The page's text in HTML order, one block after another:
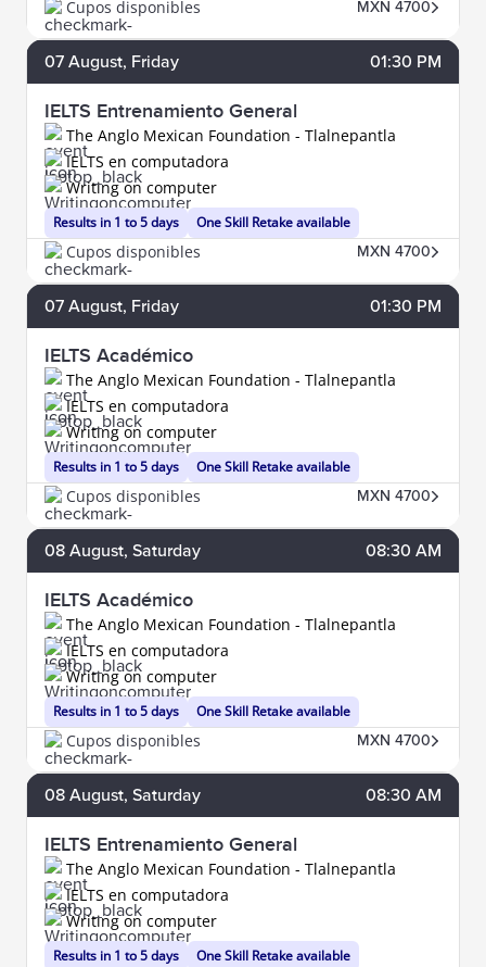
Cupos disponibles MXN 4700
07 August, Friday 01:30 PM
IELTS Entrenamiento General
The Anglo Mexican Foundation - Tlalnepantla
Results in 1 to 5 days
IELTS en computadora
Writing on computer
One Skill Retake available
Cupos disponibles MXN 4700
07 August, Friday 01:30 PM
IELTS Académico
The Anglo Mexican Foundation - Tlalnepantla
Results in 1 to 5 days
IELTS en computadora
Writing on computer
One Skill Retake available
Cupos disponibles MXN 4700
08 August, Saturday 08:30 AM
IELTS Académico
The Anglo Mexican Foundation - Tlalnepantla
Results in 1 to 5 days
IELTS en computadora
Writing on computer
One Skill Retake available
Cupos disponibles MXN 4700
08 August, Saturday 08:30 AM
IELTS Entrenamiento General
The Anglo Mexican Foundation - Tlalnepantla
Results in 1 to 5 days
IELTS en computadora
Writing on computer
One Skill Retake available